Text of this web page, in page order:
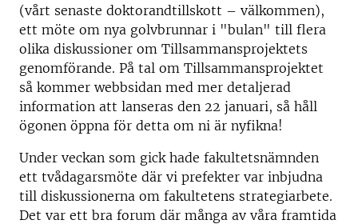
(vårt senaste doktorandtillskott – välkommen),
ett möte om nya golvbrunnar i "bulan" till flera
olika diskussioner om Tillsammansprojektets
genomförande. På tal om Tillsammansprojektet
så kommer webbsidan med mer detaljerad
information att lanseras den 22 januari, så håll
ögonen öppna för detta om ni är nyfikna!
Under veckan som gick hade fakultetsnämnden
ett tvådagarsmöte där vi prefekter var inbjudna
till diskussionerna om fakultetens strategiarbete.
Det var ett bra forum där många av våra framtida